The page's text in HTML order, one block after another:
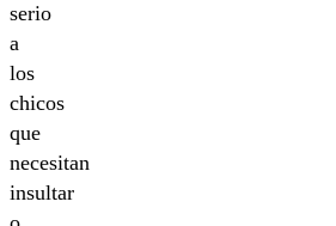
serio
a
los
chicos
que
necesitan
insultar